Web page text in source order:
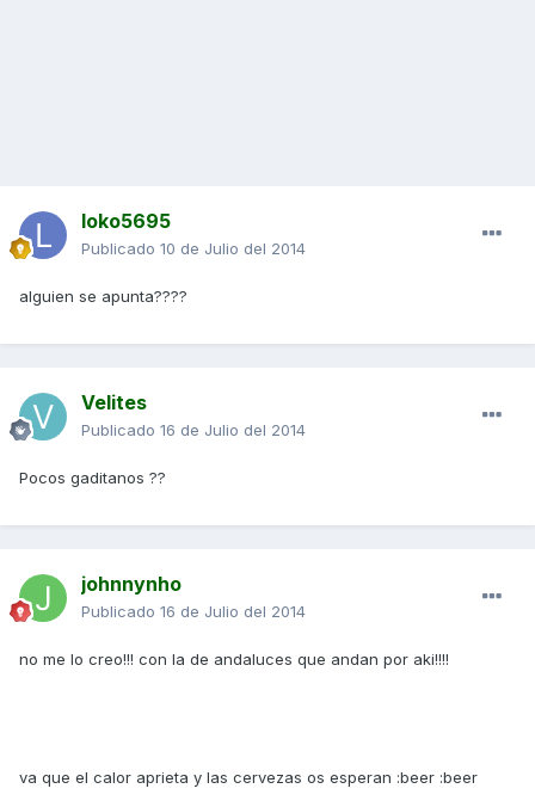
loko5695
Publicado 10 de Julio del 2014
alguien se apunta????
Velites
Publicado 16 de Julio del 2014
Pocos gaditanos ??
johnnynho
Publicado 16 de Julio del 2014
no me lo creo!!! con la de andaluces que andan por aki!!!!
va que el calor aprieta y las cervezas os esperan :beer :beer